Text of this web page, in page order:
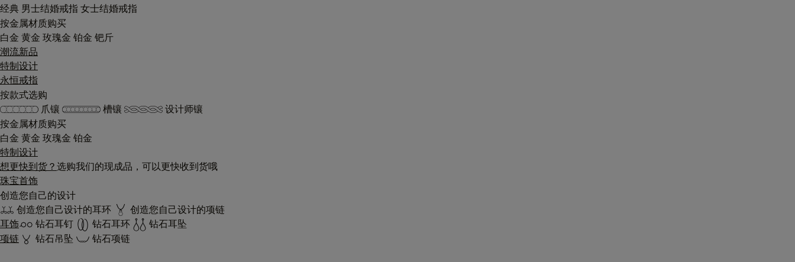
经典 男士结婚戒指 女士结婚戒指
按金属材质购买
白金 黄金 玫瑰金 铂金 钯斤
潮流新品
特制设计
永恒戒指
按款式选购
爪镶
槽镶
设计师镶
按金属材质购买
白金 黄金 玫瑰金 铂金
特制设计
想更快到货？ 选购我们的现成品，可以更快收到货哦
珠宝首饰
创造您自己的设计
创造您自己设计的耳环
创造您自己设计的项链
耳饰
钻石耳钉 钻石耳环
钻石耳坠
项链
钻石吊坠 钻石项链